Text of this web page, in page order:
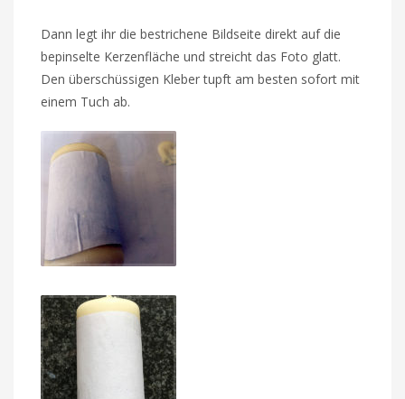
Dann legt ihr die bestrichene Bildseite direkt auf die
bepinselte Kerzenfläche und streicht das Foto glatt.
Den überschüssigen Kleber tupft am besten sofort mit
einem Tuch ab.